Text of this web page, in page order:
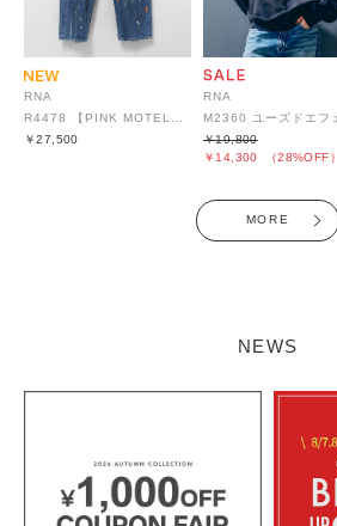
NEWS
RNA
￥27,500
RNA
￥14,300 （28%OFF）
￥19,800
MORE